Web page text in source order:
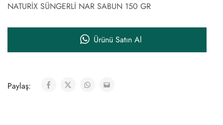
NATURİX SÜNGERLİ NAR SABUN 150 GR
Ürünü Satın Al
Paylaş: